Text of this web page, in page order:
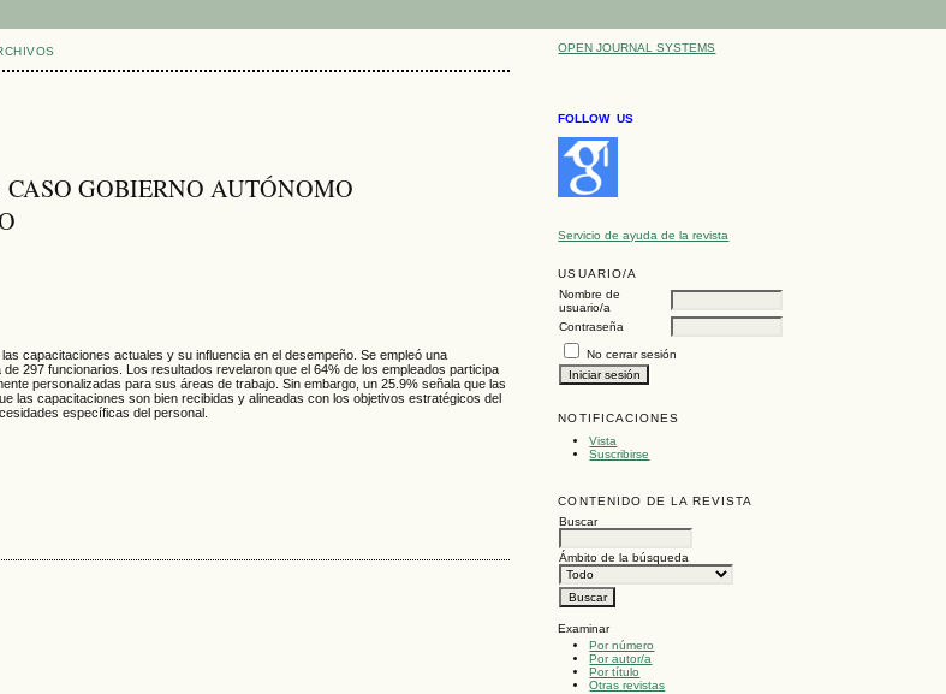
OPEN JOURNAL SYSTEMS
FOLLOW US
Servicio de ayuda de la revista
USUARIO/A
Nombre de
usuario/a
Contraseña
No cerrar sesión
NOTIFICACIONES
Vista
Suscribirse
CONTENIDO DE LA REVISTA
Buscar
Ámbito de la búsqueda
Examinar
Por número
Por autor/a
Por título
Otras revistas
GOBIERNO AUTÓNOMO
capacitaciones actuales y su influencia en el desempeño. Se empleó una
297 funcionarios. Los resultados revelaron que el 64% de los empleados participa
personalizadas para sus áreas de trabajo. Sin embargo, un 25.9% señala que las
las capacitaciones son bien recibidas y alineadas con los objetivos estratégicos del
específicas del personal.